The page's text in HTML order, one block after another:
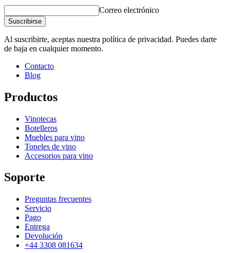
Correo electrónico
Suscribirse
Al suscribirte, aceptas nuestra política de privacidad. Puedes darte
de baja en cualquier momento.
Contacto
Blog
Productos
Vinotecas
Botelleros
Muebles para vino
Toneles de vino
Accesorios para vino
Soporte
Preguntas frecuentes
Servicio
Pago
Entrega
Devolución
+44 3308 081634